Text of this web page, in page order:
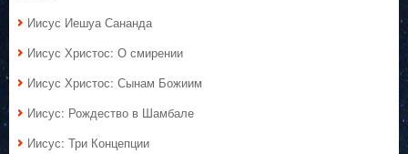
Иисус Иешуа Сананда
Иисус Христос: О смирении
Иисус Христос: Сынам Божиим
Иисус: Рождество в Шамбале
Иисус: Три Концепции